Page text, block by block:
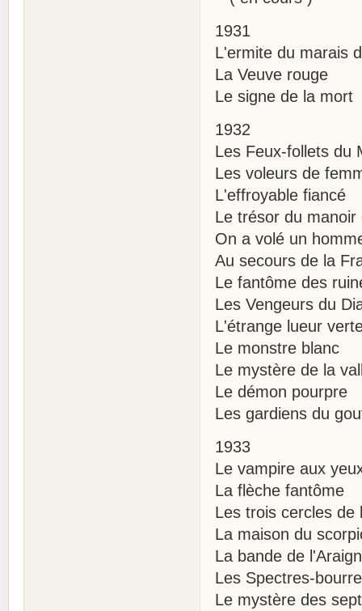
1931
L'ermite du marais
La Veuve rouge
Le signe de la mort
1932
Les Feux-follets du
Les voleurs de
L'effroyable fiancé
Le trésor du
On a volé un
Au secours de la
Le fantôme des
Les Vengeurs du
L'étrange lueur
Le monstre blanc
Le mystère de la
Le démon pourpre
Les gardiens du
1933
Le vampire aux
La flèche fantôme
Les trois cercles de
La maison du
La bande de
Les Spectres-
Le mystère des